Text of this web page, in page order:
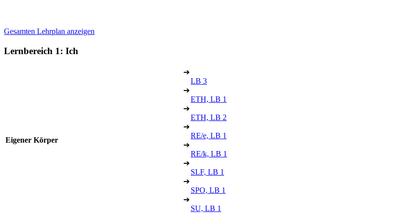
Gesamten Lehrplan anzeigen
Lernbereich 1: Ich
Eigener Körper
➔
LB 3
➔
ETH, LB 1
➔
ETH, LB 2
➔
RE/e, LB 1
➔
RE/k, LB 1
➔
SLF, LB 1
➔
SPO, LB 1
➔
SU, LB 1